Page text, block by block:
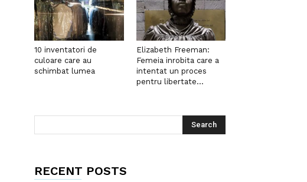
10 inventatori de
culoare care au
schimbat lumea
Elizabeth Freeman:
Femeia inrobita care a
intentat un proces
pentru libertate...
RECENT POSTS